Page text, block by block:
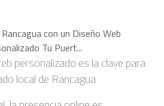
con un Diseño Web
Tu Puert...
personalizado es la clave para
local de Rancagua